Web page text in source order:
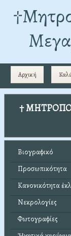
Αρχική
†
Βιογραφικό
Προσωπικότητα
Κανονικότητα
Νεκρολογίες
Φωτογραφίες